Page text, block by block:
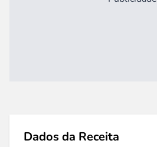
Dados da Receita